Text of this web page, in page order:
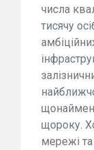
числа
тисячу
щороку.
мережі та